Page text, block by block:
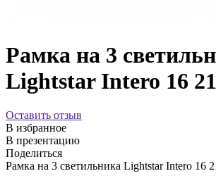
Рамка на 3
Lightstar Intero 16
Оставить отзыв
В избранное
В презентацию
Поделиться
Рамка на 3 светильника Lightstar Intero 16